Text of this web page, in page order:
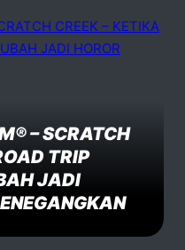
– SCRATCH
TRIP
JADI